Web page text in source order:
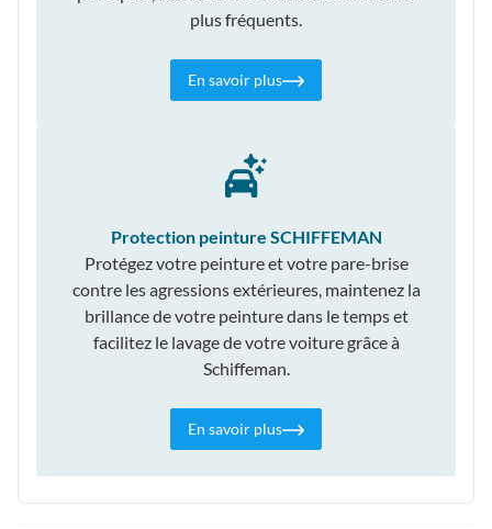
plus fréquents.
En savoir plus
Protection peinture SCHIFFEMAN
Protégez votre peinture et votre pare-brise
contre les agressions extérieures, maintenez la
brillance de votre peinture dans le temps et
facilitez le lavage de votre voiture grâce à
Schiffeman.
En savoir plus